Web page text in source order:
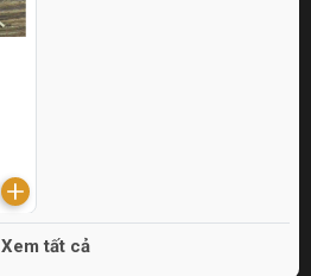
Xem tất cả